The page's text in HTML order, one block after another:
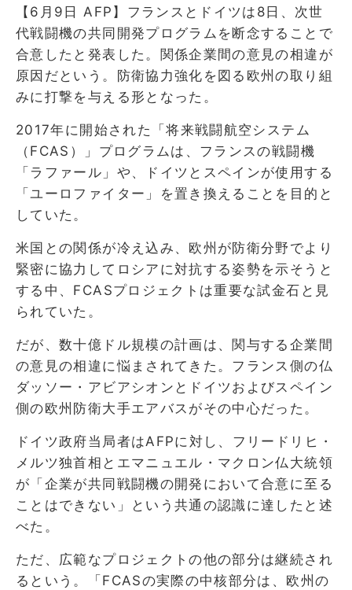
【6月9日 AFP】フランスとドイツは8日、次世
代戦闘機の共同開発プログラムを断念することで
合意したと発表した。関係企業間の意見の相違が
原因だという。防衛協力強化を図る欧州の取り組
みに打撃を与える形となった。
2017年に開始された「将来戦闘航空システム
（FCAS）」プログラムは、フランスの戦闘機
「ラファール」や、ドイツとスペインが使用する
「ユーロファイター」を置き換えることを目的と
していた。
米国との関係が冷え込み、欧州が防衛分野でより
緊密に協力してロシアに対抗する姿勢を示そうと
する中、FCASプロジェクトは重要な試金石と見
られていた。
だが、数十億ドル規模の計画は、関与する企業間
の意見の相違に悩まされてきた。フランス側の仏
ダッソー・アビアシオンとドイツおよびスペイン
側の欧州防衛大手エアバスがその中心だった。
ドイツ政府当局者はAFPに対し、フリードリヒ・
メルツ独首相とエマニュエル・マクロン仏大統領
が「企業が共同戦闘機の開発において合意に至る
ことはできない」という共通の認識に達したと述
べた。
ただ、広範なプロジェクトの他の部分は継続され
るという。「FCASの実際の中核部分は、欧州の